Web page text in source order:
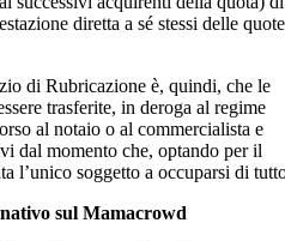
diretta a sé stessi delle quote
di Rubricazione è, quindi, che le
trasferite, in deroga al regime
al notaio o al commercialista e
dal momento che, optando per il
l’unico soggetto a occuparsi di
sul Mamacrowd